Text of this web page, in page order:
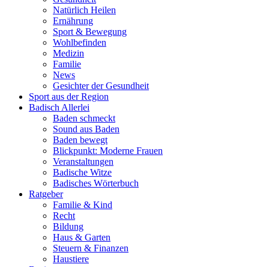
Natürlich Heilen
Ernährung
Sport & Bewegung
Wohlbefinden
Medizin
Familie
News
Gesichter der Gesundheit
Sport aus der Region
Badisch Allerlei
Baden schmeckt
Sound aus Baden
Baden bewegt
Blickpunkt: Moderne Frauen
Veranstaltungen
Badische Witze
Badisches Wörterbuch
Ratgeber
Familie & Kind
Recht
Bildung
Haus & Garten
Steuern & Finanzen
Haustiere